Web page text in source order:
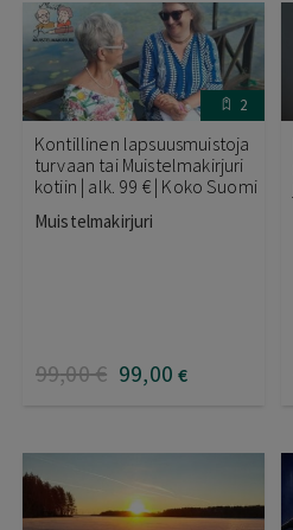
2
Kontillinen lapsuusmuistoja
turvaan tai Muistelmakirjuri
kotiin | alk. 99 € | Koko Suomi
Muistelmakirjuri
99,00€ 99,00 €